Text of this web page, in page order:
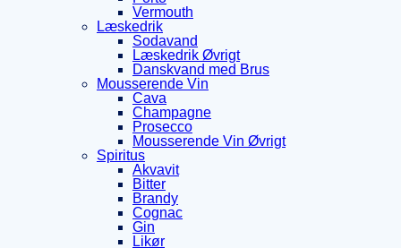
Vermouth
Læskedrik
Sodavand
Læskedrik Øvrigt
Danskvand med Brus
Mousserende Vin
Cava
Champagne
Prosecco
Mousserende Vin Øvrigt
Spiritus
Akvavit
Bitter
Brandy
Cognac
Gin
Likør